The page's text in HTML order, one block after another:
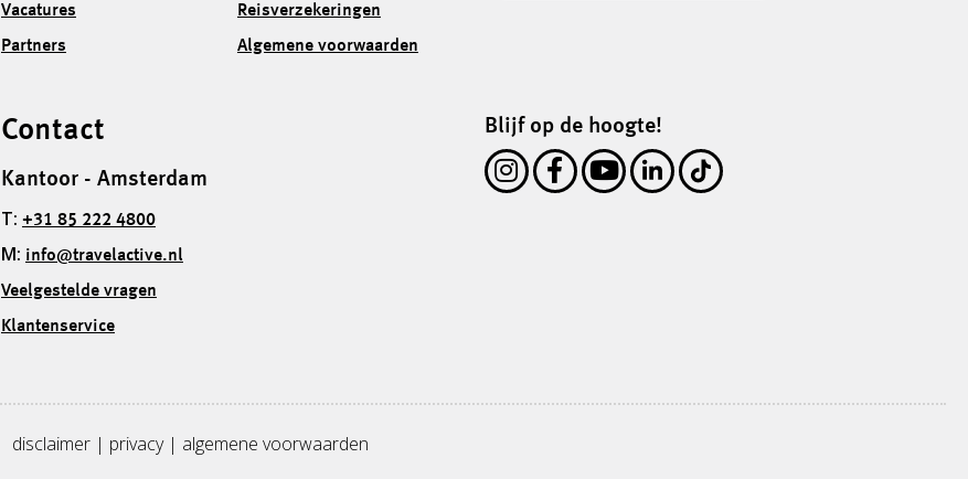
Vacatures
Partners
Reisverzekeringen
Algemene voorwaarden
Contact
Kantoor - Amsterdam
T: +31 85 222 4800
M: info@travelactive.nl
Veelgestelde vragen
Klantenservice
Blijf op de hoogte!
disclaimer| privacy| algemene voorwaarden